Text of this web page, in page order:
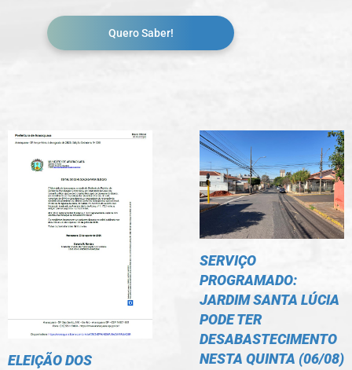
Quero Saber!
ELEIÇÃO DOS
SERVIÇO
PROGRAMADO:
JARDIM SANTA LÚCIA
PODE TER
DESABASTECIMENTO
NESTA QUINTA (06/08)